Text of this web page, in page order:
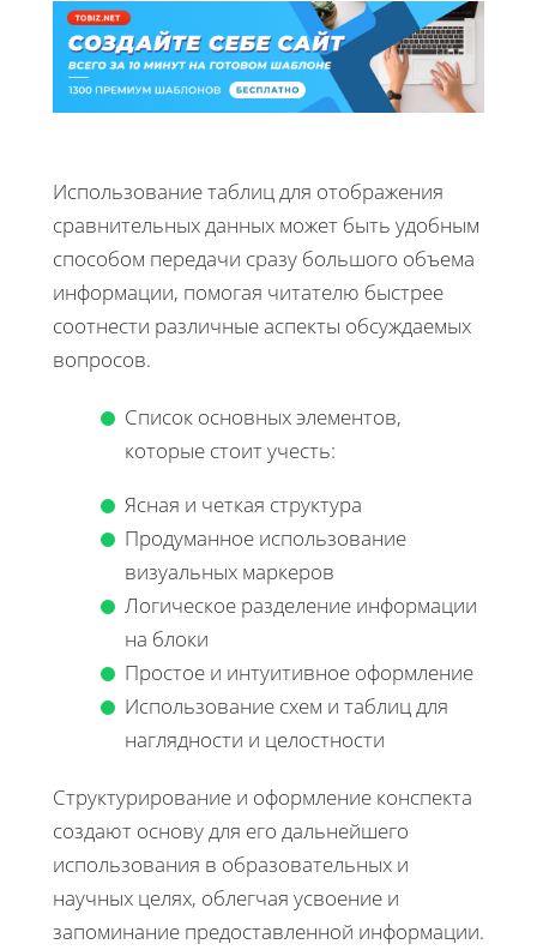
Использование таблиц для отображения
сравнительных данных может быть удобным
способом передачи сразу большого объема
информации, помогая читателю быстрее
соотнести различные аспекты обсуждаемых
вопросов.
Список основных элементов,
которые стоит учесть:
Ясная и четкая структура
Продуманное использование
визуальных маркеров
Логическое разделение информации
на блоки
Простое и интуитивное оформление
Использование схем и таблиц для
наглядности и целостности
Структурирование и оформление конспекта
создают основу для его дальнейшего
использования в образовательных и
научных целях, облегчая усвоение и
запоминание предоставленной информации.